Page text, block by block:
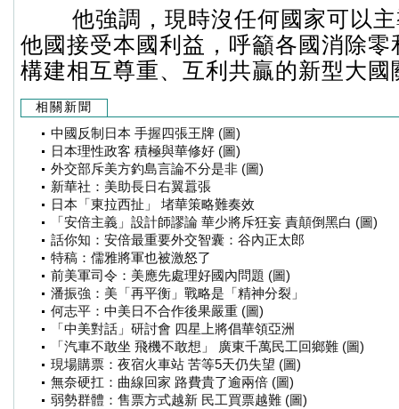
他強調，現時沒任何國家可以
他國接受本國利益，呼籲各國消除
構建相互尊重、互利共贏的新型大國
相關新聞
中國反制日本 手握四張王牌 (圖)
日本理性政客 積極與華修好 (圖)
外交部斥美方釣島言論不分是非 (圖)
新華社：美助長日右翼囂張
日本「東拉西扯」 堵華策略難奏效
「安倍主義」設計師謬論 華少將斥狂妄 責顛倒黑白 (圖)
話你知：安倍最重要外交智囊：谷內正太郎
特稿：儒雅將軍也被激怒了
前美軍司令：美應先處理好國內問題 (圖)
潘振強：美「再平衡」戰略是「精神分裂」
何志平：中美日不合作後果嚴重 (圖)
「中美對話」研討會 四星上將倡華領亞洲
「汽車不敢坐 飛機不敢想」 廣東千萬民工回鄉難 (圖)
現場購票：夜宿火車站 苦等5天仍失望 (圖)
無奈硬扛：曲線回家 路費貴了逾兩倍 (圖)
弱勢群體：售票方式越新 民工買票越難 (圖)